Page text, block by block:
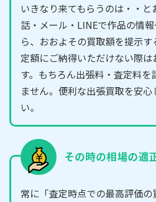
いきなり来てもらうのは・・
話・メール・LINEで作品の情
ら、おおよその買取額を提示
定額にご納得いただけない際
す。もちろん出張料・査定料を
ません。便利な出張買取を安
い。
その時の相場の適
常に「査定時点での最高評価